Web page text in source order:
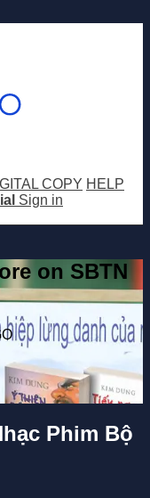
COPY HELP
Sign in
on SBTN
Phim Bộ